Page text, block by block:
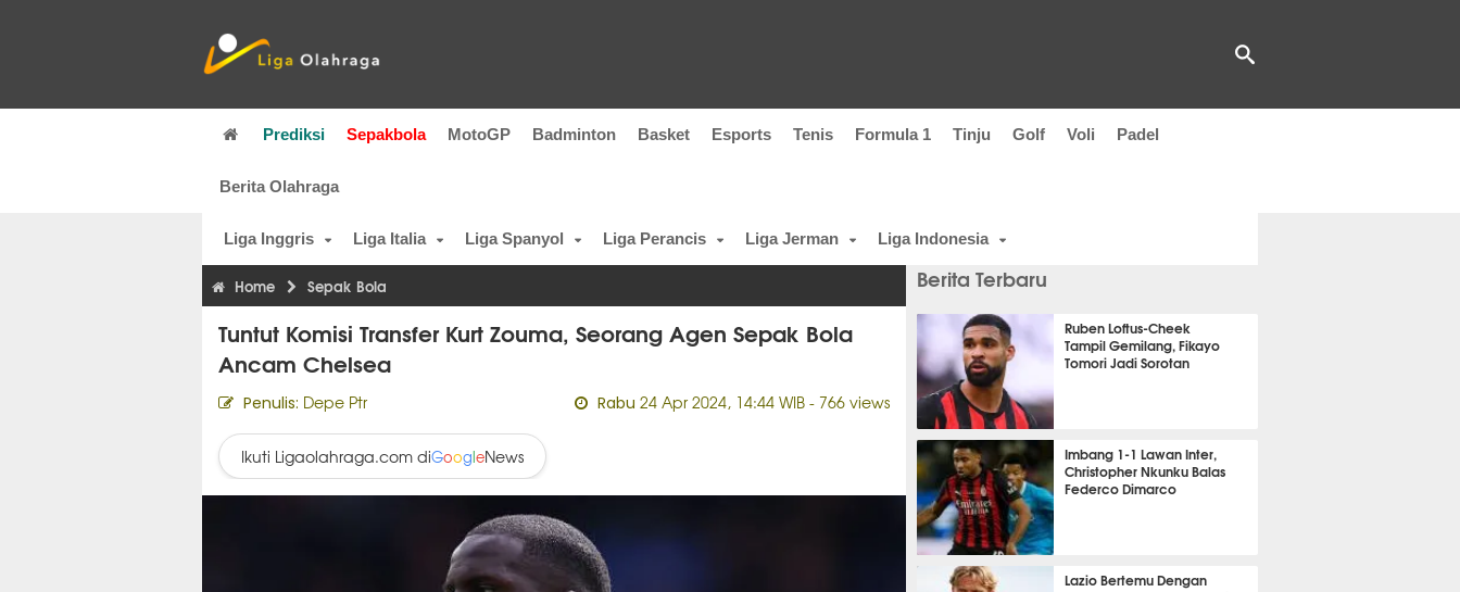
Prediksi Sepakbola MotoGP Badminton Basket Esports Tenis Formula 1 Tinju Golf Voli Padel
Berita Olahraga
Liga Inggris Liga Italia Liga Spanyol Liga Perancis Liga Jerman Liga Indonesia
Home Sepak Bola
Tuntut Komisi Transfer Kurt Zouma, Seorang Agen Sepak Bola
Ancam Chelsea
Penulis: Depe Ptr Rabu 24 Apr 2024, 14:44 WIB- 766 views
Ikuti Ligaolahraga.com diGoogleNews
Berita Terbaru
Ruben Loftus-Cheek
Tampil Gemilang, Fikayo
Tomori Jadi Sorotan
1 menit 5 detik lalu
Imbang 1-1 Lawan Inter,
Christopher Nkunku Balas
Federco Dimarco
11 menit 7 detik lalu
Lazio Bertemu Dengan